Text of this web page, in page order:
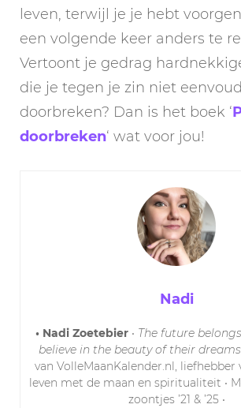
leven, terwijl je je hebt
een volgende keer anders te
Vertoont je gedrag
die je tegen je zin niet
doorbreken? Dan is het boek ‘
doorbreken‘ wat voor jou!
Nadi
• Nadi Zoetebier • The future
believe in the beauty of their dreams
van VolleMaanKalender.nl, liefhebber
leven met de maan en spiritualiteit •
zoontjes ’21 & ’25 •